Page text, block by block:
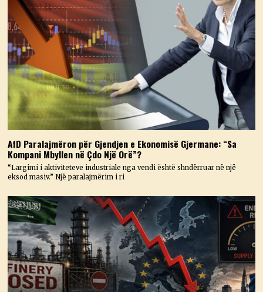
AfD Paralajmëron për Gjendjen e Ekonomisë Gjermane: “Sa
Kompani Mbyllen në Çdo Një Orë”?
“Largimi i aktiviteteve industriale nga vendi është shndërruar në një
eksod masiv.” Një paralajmërim i ri